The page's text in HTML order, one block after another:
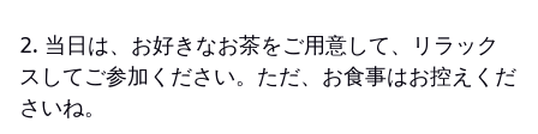
2. 当日は、お好きなお茶をご用意して、リラック
スしてご参加ください。ただ、お食事はお控えくだ
さいね。